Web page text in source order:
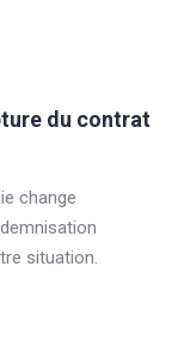
du contrat
change
situation.